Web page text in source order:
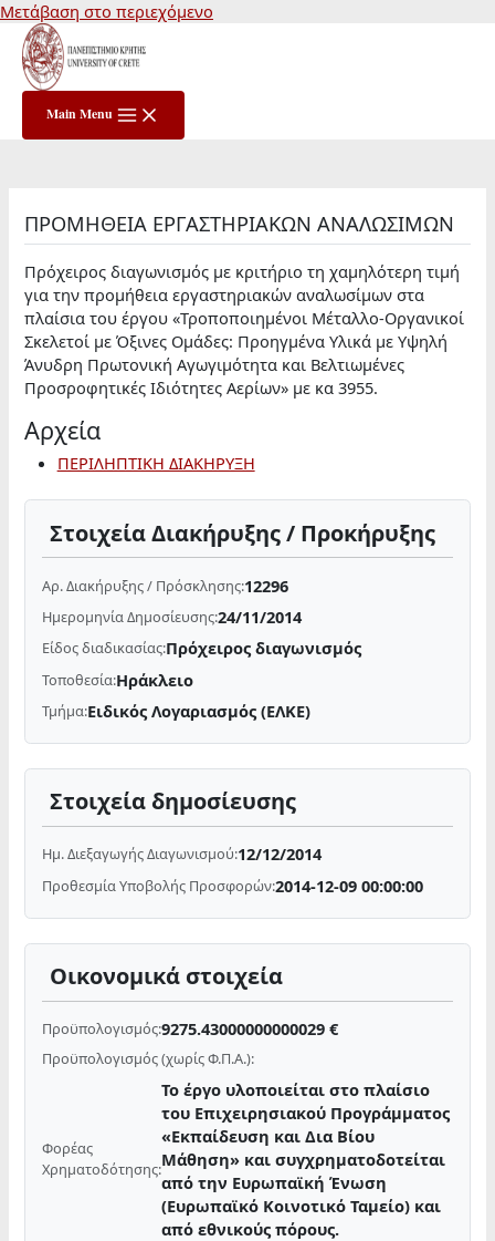
Μετάβαση στο περιεχόμενο
Main Menu
ΠΡΟΜΗΘΕΙΑ ΕΡΓΑΣΤΗΡΙΑΚΩΝ ΑΝΑΛΩΣΙΜΩΝ
Πρόχειρος διαγωνισμός με κριτήριο τη χαμηλότερη τιμή
για την προμήθεια εργαστηριακών αναλωσίμων στα
πλαίσια του έργου «Τροποποιημένοι Μέταλλο-Οργανικοί
Σκελετοί με Όξινες Ομάδες: Προηγμένα Υλικά με Υψηλή
Άνυδρη Πρωτονική Αγωγιμότητα και Βελτιωμένες
Προσροφητικές Ιδιότητες Αερίων» με κα 3955.
Αρχεία
ΠΕΡΙΛΗΠΤΙΚΗ ΔΙΑΚΗΡΥΞΗ
Στοιχεία Διακήρυξης / Προκήρυξης
Αρ. Διακήρυξης / Πρόσκλησης:12296
Ημερομηνία Δημοσίευσης:24/11/2014
Είδος διαδικασίας:Πρόχειρος διαγωνισμός
Τοποθεσία:Ηράκλειο
Τμήμα:Ειδικός Λογαριασμός (ΕΛΚΕ)
Στοιχεία δημοσίευσης
Ημ. Διεξαγωγής Διαγωνισμού:12/12/2014
Προθεσμία Υποβολής Προσφορών:2014-12-09 00:00:00
Οικονομικά στοιχεία
Προϋπολογισμός:9275.43000000000029 €
Προϋπολογισμός (χωρίς Φ.Π.Α.):
Φορέας
Χρηματοδότησης:
Το έργο υλοποιείται στο πλαίσιο
του Επιχειρησιακού Προγράμματος
«Εκπαίδευση και Δια Βίου
Μάθηση» και συγχρηματοδοτείται
από την Ευρωπαϊκή Ένωση
(Ευρωπαϊκό Κοινοτικό Ταμείο) και
από εθνικούς πόρους.